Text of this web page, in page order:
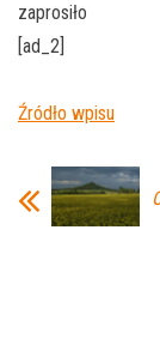
zaprosiło
[ad_2]
Źródło wpisu